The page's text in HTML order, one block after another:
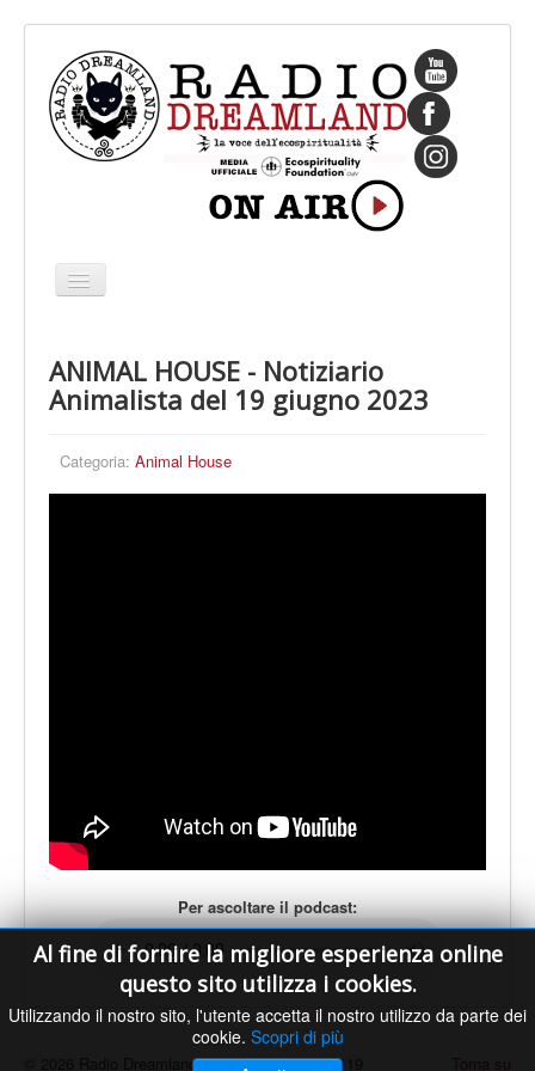
Cambia
navigazione
CHI SIAMO
IL FONDATORE
PROGRAMMI
PALINSESTO
ANIMAL HOUSE - Notiziario
Animalista del 19 giugno 2023
Categoria: Animal House
Per ascoltare il podcast:
Al fine di fornire la migliore esperienza online
questo sito utilizza i cookies.
Utilizzando il nostro sito, l'utente accetta il nostro utilizzo da parte dei
cookie. Scopri di più
Torna su
© 2026 Radio Dreamland - Licenza SIAE n. 9119